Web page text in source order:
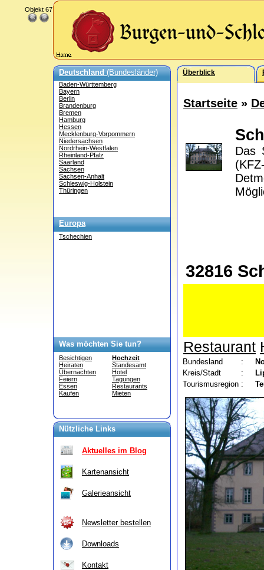
Deutschland(Bundesländer)
Baden-Württemberg
Bayern
Berlin
Brandenburg
Bremen
Hamburg
Hessen
Mecklenburg-Vorpommern
Niedersachsen
Nordrhein-Westfalen
Rheinland-Pfalz
Saarland
Sachsen
Sachsen-Anhalt
Schleswig-Holstein
Thüringen
Europa
Tschechien
Was möchten Sie tun?
Besichtigen
Heiraten
Übernachten
Feiern
Essen
Kaufen
Hochzeit
Standesamt
Hotel
Tagungen
Restaurants
Mieten
Nützliche Links
Aktuelles im Blog
Kartenansicht
Galerieansicht
Newsletter bestellen
Downloads
Kontakt
Überblick
Startseite »
Das
32816
Restaurant
Bundesland :
Kreis/Stadt
:
Tourismusregion :
Objekt 67